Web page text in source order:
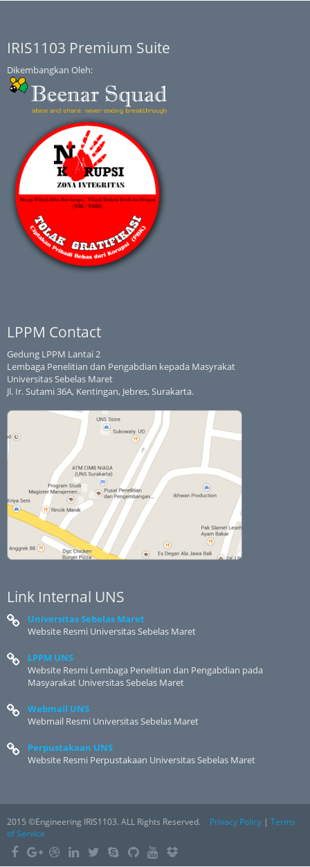
IRIS1103 Premium Suite
Dikembangkan Oleh:
LPPM Contact
Gedung LPPM Lantai 2
Lembaga Penelitian dan Pengabdian kepada Masyrakat
Universitas Sebelas Maret
Jl. Ir. Sutami 36A, Kentingan, Jebres, Surakarta.
Link Internal UNS
Universitas Sebelas Maret
Website Resmi Universitas Sebelas Maret
LPPM UNS
Website Resmi Lembaga Penelitian dan Pengabdian pada
Masyarakat Universitas Sebelas Maret
Webmail UNS
Webmail Resmi Universitas Sebelas Maret
Perpustakaan UNS
Website Resmi Perpustakaan Universitas Sebelas Maret
2015 ©Engineering IRIS1103. ALL Rights Reserved. Privacy Policy | Terms
of Service